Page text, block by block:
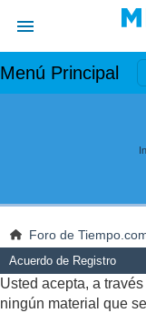
Menú Principal
Foro de
Acuerdo de Registro
Usted acepta, a
ningún material que